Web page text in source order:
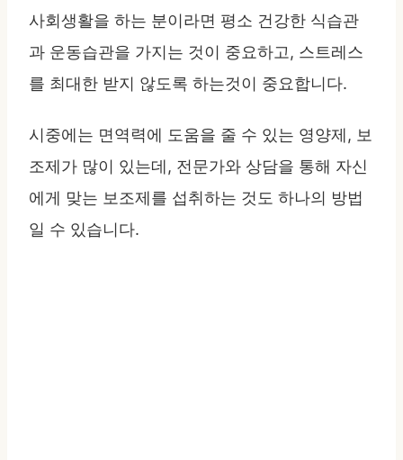
사회생활을 하는 분이라면 평소 건강한 식습관
과 운동습관을 가지는 것이 중요하고, 스트레스
를 최대한 받지 않도록 하는것이 중요합니다.
시중에는 면역력에 도움을 줄 수 있는 영양제, 보
조제가 많이 있는데, 전문가와 상담을 통해 자신
에게 맞는 보조제를 섭취하는 것도 하나의 방법
일 수 있습니다.